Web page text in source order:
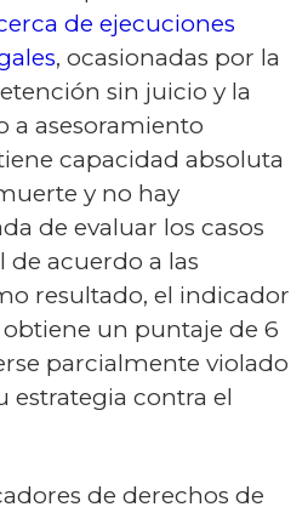
de ejecuciones
, ocasionadas por la
sin juicio y la
a asesoramiento
capacidad absoluta
y no hay
de evaluar los casos
acuerdo a las
resultado, el indicador
un puntaje de 6
parcialmente violado
estrategia contra el
de derechos de